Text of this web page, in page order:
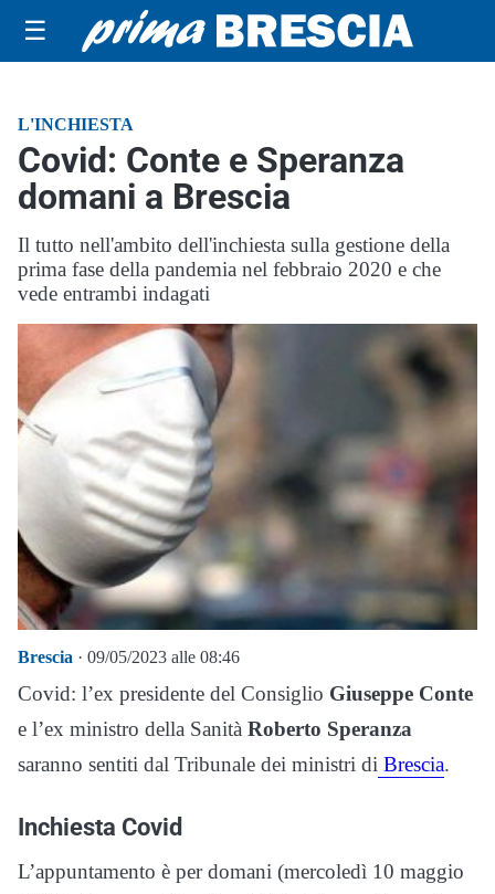
☰
L'INCHIESTA
Covid: Conte e Speranza
domani a Brescia
Il tutto nell'ambito dell'inchiesta sulla gestione della
prima fase della pandemia nel febbraio 2020 e che
vede entrambi indagati
Brescia · 09/05/2023 alle 08:46
Covid: l’ex presidente del Consiglio Giuseppe Conte
e l’ex ministro della Sanità Roberto Speranza
saranno sentiti dal Tribunale dei ministri di Brescia.
Inchiesta Covid
L’appuntamento è per domani (mercoledì 10 maggio